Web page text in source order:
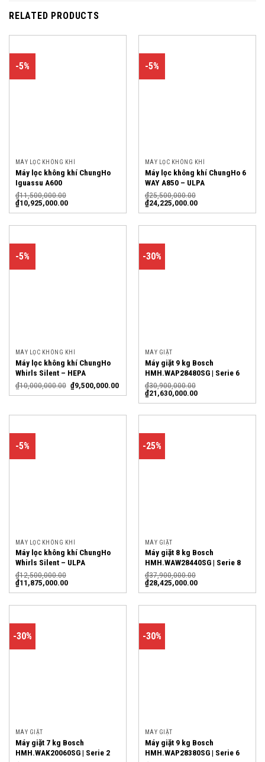
RELATED PRODUCTS
-5%
MÁY LỌC KHÔNG KHÍ
Máy lọc không khí ChungHo
Iguassu A600
₫11,500,000.00
₫10,925,000.00
-5%
MÁY LỌC KHÔNG KHÍ
Máy lọc không khí ChungHo 6
WAY A850 – ULPA
₫25,500,000.00
₫24,225,000.00
-5%
MÁY LỌC KHÔNG KHÍ
Máy lọc không khí ChungHo
Whirls Silent – HEPA
₫10,000,000.00 ₫9,500,000.00
-30%
MÁY GIẶT
Máy giặt 9 kg Bosch
HMH.WAP28480SG | Serie 6
₫30,900,000.00
₫21,630,000.00
-5%
MÁY LỌC KHÔNG KHÍ
Máy lọc không khí ChungHo
Whirls Silent – ULPA
₫12,500,000.00
₫11,875,000.00
-25%
MÁY GIẶT
Máy giặt 8 kg Bosch
HMH.WAW28440SG | Serie 8
₫37,900,000.00
₫28,425,000.00
-30%
MÁY GIẶT
Máy giặt 7 kg Bosch
HMH.WAK20060SG | Serie 2
-30%
MÁY GIẶT
Máy giặt 9 kg Bosch
HMH.WAP28380SG | Serie 6